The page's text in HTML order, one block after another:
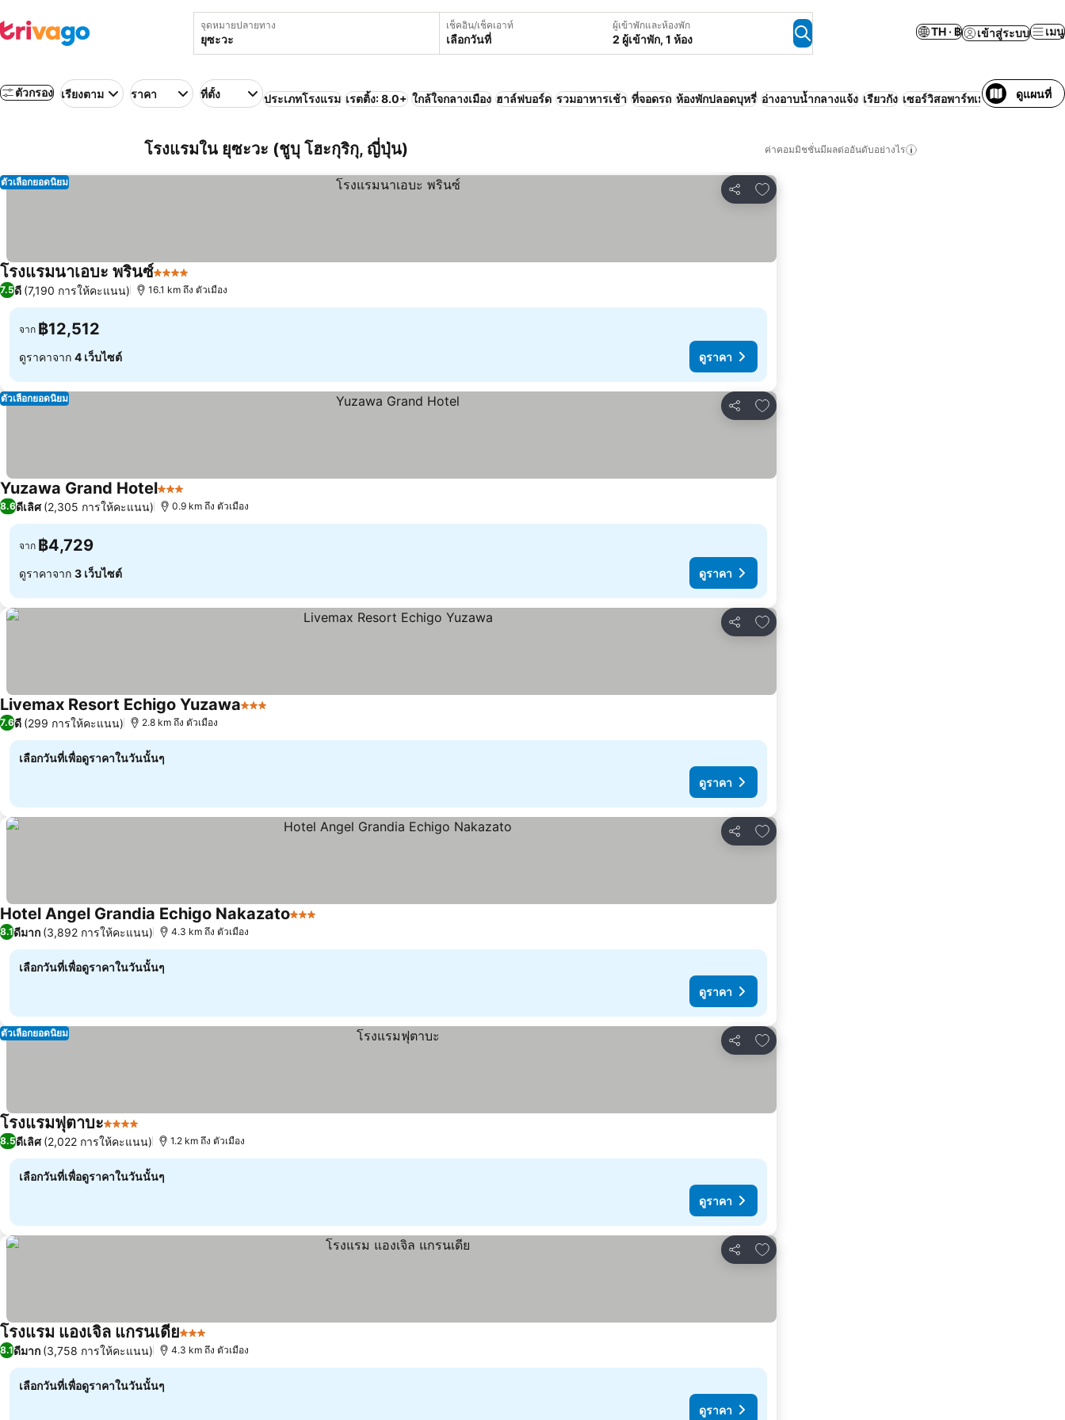
จุดหมายปลายทาง เช็คอิน/เช็คเอาท์
เลือกวันที่
ผู้เข้าพักและห้องพัก
2 ผู้เข้าพัก, 1 ห้อง
TH · ฿ เข้าสู่ระบบ เมนู
ตัวกรอง เรียงตาม ราคา ที่ตั้ง ประเภทโรงแรม เรตติ้ง: 8.0+ ใกล้ใจกลางเมือง ฮาล์ฟบอร์ด รวมอาหารเช้า ที่จอดรถ ห้องพักปลอดบุหรี่ อ่างอาบน้ำกลางแจ้ง เรียวกัง เซอร์วิสอพาร์ทเมนท์ สัตว์เลี้ยงเข้
ดูแผนที่
โรงแรมใน ยุซะวะ (ชูบุ โฮะกุริกุ, ญี่ปุ่น) ค่าคอมมิชชั่นมีผลต่ออันดับอย่างไร
แชร์
เพิ่มในรายการโปรด
ตัวเลือกยอดนิยม
โรงแรมนาเอบะ พรินซ์4 ดาว
7.5ดี (7,190 การให้คะแนน) 16.1 km ถึง ตัวเมือง
จาก ฿12,512
ดูราคาจาก 4 เว็บไซต์ ดูราคา
แชร์
เพิ่มในรายการโปรด
ตัวเลือกยอดนิยม
Yuzawa Grand Hotel3 ดาว
8.6ดีเลิศ (2,305 การให้คะแนน) 0.9 km ถึง ตัวเมือง
จาก ฿4,729
ดูราคาจาก 3 เว็บไซต์ ดูราคา
แชร์
เพิ่มในรายการโปรด
Livemax Resort Echigo Yuzawa3 ดาว
7.6ดี (299 การให้คะแนน) 2.8 km ถึง ตัวเมือง
เลือกวันที่เพื่อดูราคาในวันนั้นๆ
ดูราคา
แชร์
เพิ่มในรายการโปรด
Hotel Angel Grandia Echigo Nakazato3 ดาว
8.1ดีมาก (3,892 การให้คะแนน) 4.3 km ถึง ตัวเมือง
เลือกวันที่เพื่อดูราคาในวันนั้นๆ
ดูราคา
แชร์
เพิ่มในรายการโปรด
ตัวเลือกยอดนิยม
โรงแรมฟุตาบะ4 ดาว
8.5ดีเลิศ (2,022 การให้คะแนน) 1.2 km ถึง ตัวเมือง
เลือกวันที่เพื่อดูราคาในวันนั้นๆ
ดูราคา
แชร์
เพิ่มในรายการโปรด
โรงแรม แองเจิล แกรนเดีย3 ดาว
8.1ดีมาก (3,758 การให้คะแนน) 4.3 km ถึง ตัวเมือง
เลือกวันที่เพื่อดูราคาในวันนั้นๆ
ดูราคา